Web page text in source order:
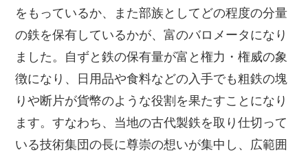
をもっているか、また部族としてどの程度の分量
の鉄を保有しているかが、富のバロメータになり
ました。自ずと鉄の保有量が富と権力・権威の象
徴になり、日用品や食料などの入手でも粗鉄の塊
りや断片が貨幣のような役割を果たすことになり
ます。すなわち、当地の古代製鉄を取り仕切って
いる技術集団の長に尊崇の想いが集中し、広範囲